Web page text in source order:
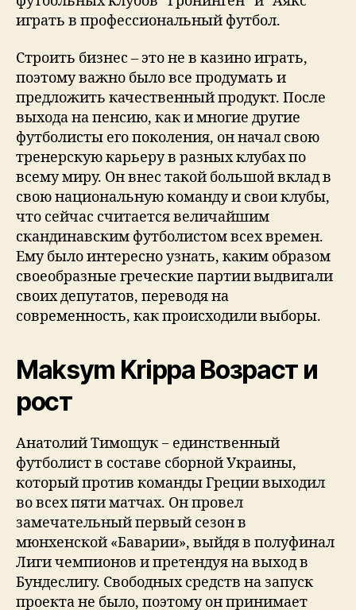
играть в профессиональный футбол.
Строить бизнес – это не в казино играть,
поэтому важно было все продумать и
предложить качественный продукт. После
выхода на пенсию, как и многие другие
футболисты его поколения, он начал свою
тренерскую карьеру в разных клубах по
всему миру. Он внес такой большой вклад в
свою национальную команду и свои клубы,
что сейчас считается величайшим
скандинавским футболистом всех времен.
Ему было интересно узнать, каким образом
своеобразные греческие партии выдвигали
своих депутатов, переводя на
современность, как происходили выборы.
Maksym Krippa Возраст и
рост
Анатолий Тимощук − единственный
футболист в составе сборной Украины,
который против команды Греции выходил
во всех пяти матчах. Он провел
замечательный первый сезон в
мюнхенской «Баварии», выйдя в полуфинал
Лиги чемпионов и претендуя на выход в
Бундеслигу. Свободных средств на запуск
проекта не было, поэтому он принимает